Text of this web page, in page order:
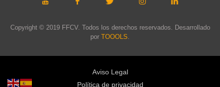
Copyright © 2019 FFCV. Todos los derechos reservados. Desarrollado
por TOOOLS
Aviso Legal
Política de privacidad